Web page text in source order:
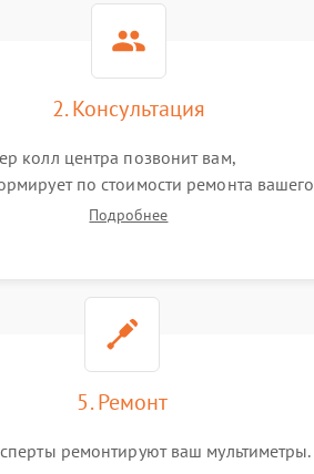
2. Консультация
колл центра позвонит вам,
по стоимости ремонта вашего
а также ответит на все ваши
Подробнее
5. Ремонт
ремонтируют ваш мультиметры.